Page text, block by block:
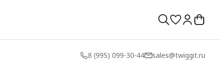
8 (995) 099-30-44 sales@twiggit.ru